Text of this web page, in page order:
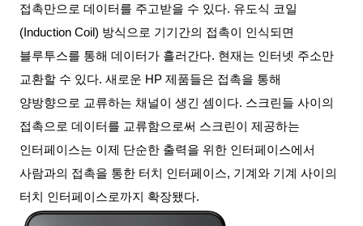
접촉만으로 데이터를 주고받을 수 있다. 유도식 코일
(Induction Coil) 방식으로 기기간의 접촉이 인식되면
블루투스를 통해 데이터가 흘러간다. 현재는 인터넷 주소만
교환할 수 있다.새로운 HP제품들은 접촉을 통해
양방향으로 교류하는 채널이 생긴 셈이다. 스크린들 사이의
접촉으로 데이터를 교류함으로써 스크린이 제공하는
인터페이스는 이제 단순한 출력을 위한 인터페이스에서
사람과의 접촉을 통한 터치 인터페이스, 기계와 기계 사이의
터치 인터페이스로까지 확장됐다.